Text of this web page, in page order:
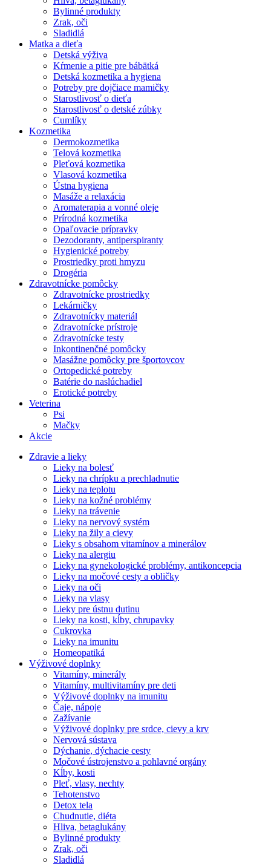
Bylinné produkty
Zrak, oči
Sladidlá
Matka a dieťa
Detská výživa
Kŕmenie a pitie pre bábätká
Detská kozmetika a hygiena
Potreby pre dojčiace mamičky
Starostlivosť o dieťa
Starostlivosť o detské zúbky
Cumlíky
Kozmetika
Dermokozmetika
Telová kozmetika
Pleťová kozmetika
Vlasová kozmetika
Ústna hygiena
Masáže a relaxácia
Aromaterapia a vonné oleje
Prírodná kozmetika
Opaľovacie prípravky
Dezodoranty, antiperspiranty
Hygienické potreby
Prostriedky proti hmyzu
Drogéria
Zdravotnícke pomôcky
Zdravotnícke prostriedky
Lekárničky
Zdravotnícky materiál
Zdravotnícke prístroje
Zdravotnícke testy
Inkontinenčné pomôcky
Masážne pomôcky pre športovcov
Ortopedické potreby
Batérie do naslúchadiel
Erotické potreby
Veterina
Psi
Mačky
Akcie
Zdravie a lieky
Lieky na bolesť
Lieky na chrípku a prechladnutie
Lieky na teplotu
Lieky na kožné problémy
Lieky na trávenie
Lieky na nervový systém
Lieky na žily a cievy
Lieky s obsahom vitamínov a minerálov
Lieky na alergiu
Lieky na gynekologické problémy, antikoncepcia
Lieky na močové cesty a obličky
Lieky na oči
Lieky na vlasy
Lieky pre ústnu dutinu
Lieky na kosti, kĺby, chrupavky
Cukrovka
Lieky na imunitu
Homeopatiká
Výživové doplnky
Vitamíny, minerály
Vitamíny, multivitamíny pre deti
Výživové doplnky na imunitu
Čaje, nápoje
Zažívanie
Výživové doplnky pre srdce, cievy a krv
Nervová sústava
Dýchanie, dýchacie cesty
Močové ústrojenstvo a pohlavné orgány
Kĺby, kosti
Pleť, vlasy, nechty
Tehotenstvo
Detox tela
Chudnutie, diéta
Hliva, betaglukány
Bylinné produkty
Zrak, oči
Sladidlá